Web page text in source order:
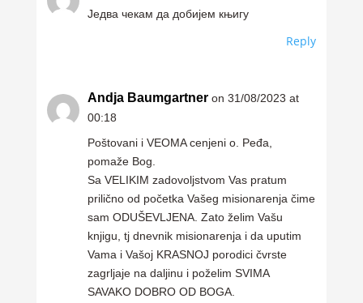
Једва чекам да добијем књигу
Reply
Andja Baumgartner on 31/08/2023 at
00:18
Poštovani i VEOMA cenjeni o. Peđa,
pomaže Bog.
Sa VELIKIM zadovoljstvom Vas pratum
prilično od početka Vašeg misionarenja čime
sam ODUŠEVLJENA. Zato želim Vašu
knjigu, tj dnevnik misionarenja i da uputim
Vama i Vašoj KRASNOJ porodici čvrste
zagrljaje na daljinu i poželim SVIMA
SAVAKO DOBRO OD BOGA.